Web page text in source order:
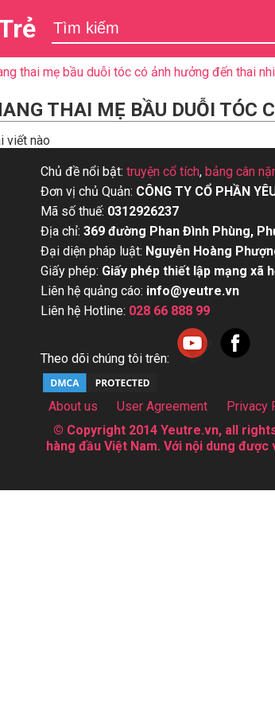
thai mẹ bầu duỗi tóc có ảnh hưởng đến thai
THAI MẸ BẦU DUỖI TÓC
viết nào
Chủ đề nổi bật: truyện cổ tích, bảng cân
Đơn vị chủ Quản: CÔNG TY CỔ PHẦN
Mã số thuế: 0312926237
Địa chỉ: 369 đường Phan Đình Phùng,
Đại diện pháp luật: Nguyễn Hoàng
Giấy phép: Giấy phép thiết lập mạng xã
Liên hệ quảng cáo: info@yeutre.vn
Liên hệ Hotline: 028 66 888 99
Theo dõi chúng tôi trên:
About us User Agreement Privacy
© Copyright 2014 Yeutre.vn, all
hàng đầu Việt Nam. Với nội dung